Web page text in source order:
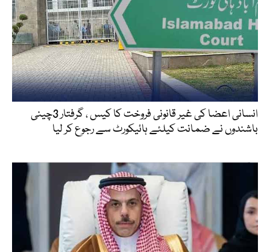
انسانی اعضا کی غیر قانونی فروخت کا کیس ، گرفتار 3چینی
باشندوں نے ضمانت کیلئے ہائیکورٹ سے رجوع کر لیا